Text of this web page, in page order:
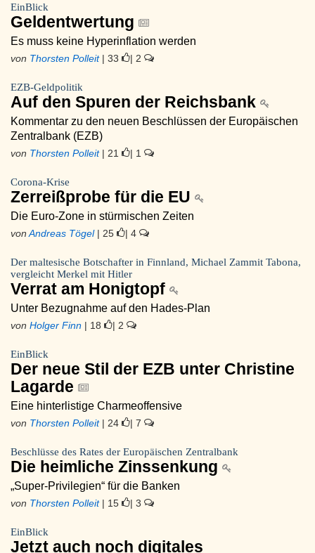
EinBlick
Geldentwertung
Es muss keine Hyperinflation werden
von Thorsten Polleit| 33 | 2
EZB-Geldpolitik
Auf den Spuren der Reichsbank
Kommentar zu den neuen Beschlüssen der Europäischen
Zentralbank (EZB)
von Thorsten Polleit| 21 | 1
Corona-Krise
Zerreißprobe für die EU
Die Euro-Zone in stürmischen Zeiten
von Andreas Tögel| 25 | 4
Der maltesische Botschafter in Finnland, Michael Zammit Tabona,
vergleicht Merkel mit Hitler
Verrat am Honigtopf
Unter Bezugnahme auf den Hades-Plan
von Holger Finn | 18 | 2
EinBlick
Der neue Stil der EZB unter Christine
Lagarde
Eine hinterlistige Charmeoffensive
von Thorsten Polleit| 24 | 7
Beschlüsse des Rates der Europäischen Zentralbank
Die heimliche Zinssenkung
„Super-Privilegien“ für die Banken
von Thorsten Polleit| 15 | 3
EinBlick
Jetzt auch noch digitales